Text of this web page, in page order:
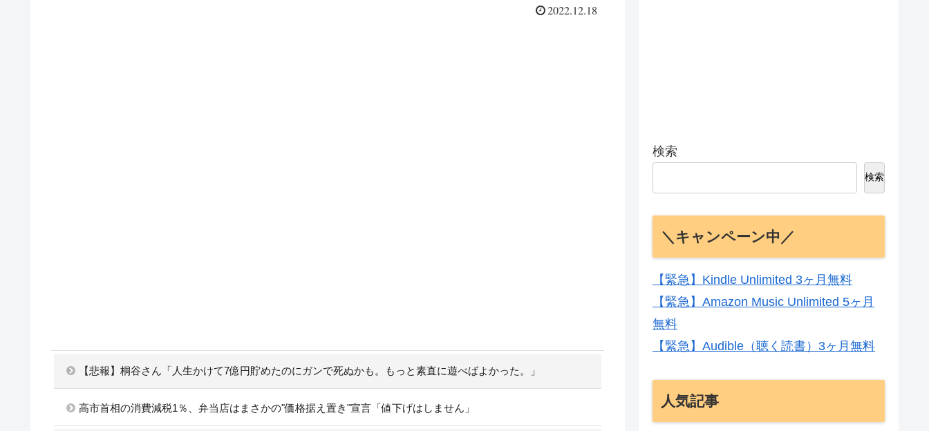
2022.12.18
【悲報】桐谷さん「人生かけて7億円貯めたのにガンで死ぬかも。もっと素直に遊べばよかった。」
高市首相の消費減税1％、弁当店はまさかの"価格据え置き"宣言「値下げはしません」
検索
検索
＼キャンペーン中／
【緊急】Kindle Unlimited 3ヶ月無料
【緊急】Amazon Music Unlimited 5ヶ月
無料
【緊急】Audible（聴く読書）3ヶ月無料
人気記事